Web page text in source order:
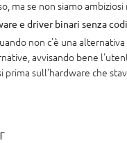
ma se non siamo
e driver binari senza
non c'è una
avvisando bene
sull'hardware che